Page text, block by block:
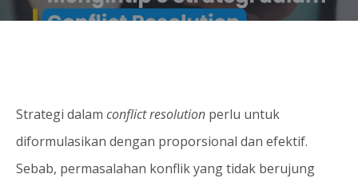
Strategi dalam conflict resolution perlu untuk
diformulasikan dengan proporsional dan efektif.
Sebab, permasalahan konflik yang tidak berujung